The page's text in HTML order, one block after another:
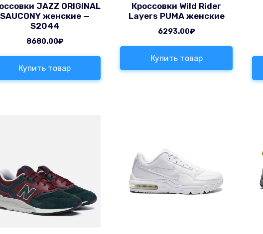
JAZZ ORIGINAL
SAUCONY женские —
S2044
8680.00₽
Купить товар
Кроссовки Wild Rider
Layers PUMA женские
6293.00₽
Купить товар